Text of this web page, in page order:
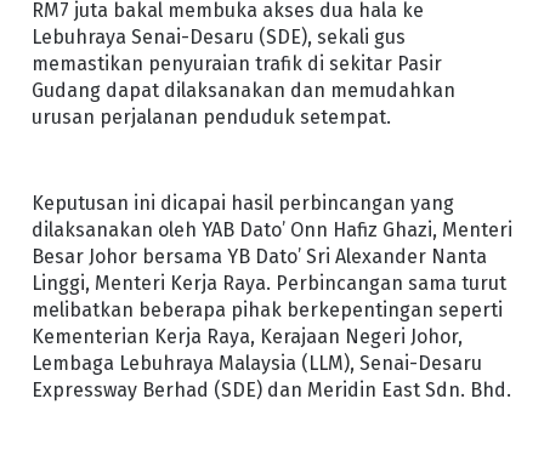
RM7 juta bakal membuka akses dua hala ke
Lebuhraya Senai-Desaru (SDE), sekali gus
memastikan penyuraian trafik di sekitar Pasir
Gudang dapat dilaksanakan dan memudahkan
urusan perjalanan penduduk setempat.
Keputusan ini dicapai hasil perbincangan yang
dilaksanakan oleh YAB Dato’ Onn Hafiz Ghazi, Menteri
Besar Johor bersama YB Dato’ Sri Alexander Nanta
Linggi, Menteri Kerja Raya. Perbincangan sama turut
melibatkan beberapa pihak berkepentingan seperti
Kementerian Kerja Raya, Kerajaan Negeri Johor,
Lembaga Lebuhraya Malaysia (LLM), Senai-Desaru
Expressway Berhad (SDE) dan Meridin East Sdn. Bhd.